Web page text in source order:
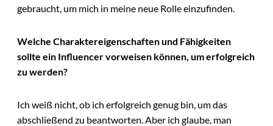
gebraucht, um mich in meine neue Rolle einzufinden.
Welche Charaktereigenschaften und Fähigkeiten
sollte ein Influencer vorweisen können, um erfolgreich
zu werden?
Ich weiß nicht, ob ich erfolgreich genug bin, um das
abschließend zu beantworten. Aber ich glaube, man